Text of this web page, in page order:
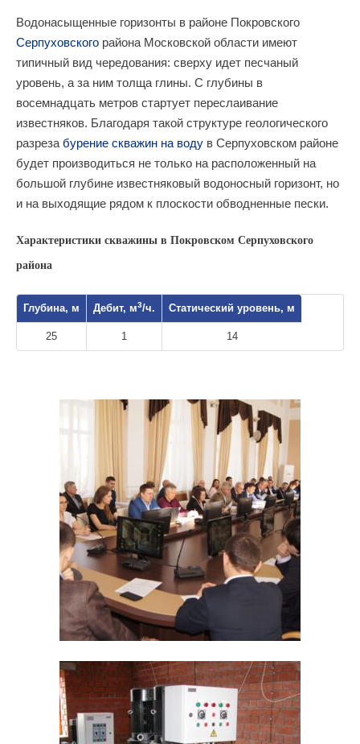
Водонасыщенные горизонты в районе Покровского
Серпуховского района Московской области имеют
типичный вид чередования: сверху идет песчаный
уровень, а за ним толща глины. С глубины в
восемнадцать метров стартует переслаивание
известняков. Благодаря такой структуре геологического
разреза бурение скважин на воду в Серпуховском районе
будет производиться не только на расположенный на
большой глубине известняковый водоносный горизонт, но
и на выходящие рядом к плоскости обводненные пески.
Характеристики скважины в Покровском Серпуховского
района
Глубина, м Дебит, м3/ч. Статический уровень, м
25 1 14